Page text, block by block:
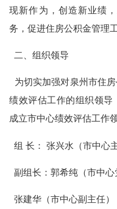
现新作为，创造新业绩
务，促进住房公积金管理
二、组织领导
为切实加强对泉州市住
绩效评估工作的组织领导
成立市中心绩效评估工作
组 长： 张兴水（市中心
副组长：郭希纯（市中心
张建华（市中心副主任）